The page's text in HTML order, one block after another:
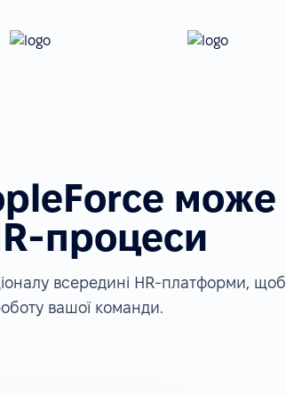
може
процеси
всередині HR-платформи, щоб
вашої команди.